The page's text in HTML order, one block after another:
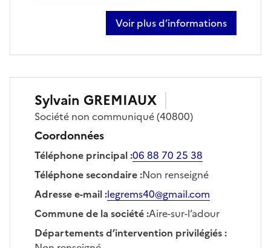
Voir plus d’informations
sur thomas castaignos
Sylvain GREMIAUX
Société non communiqué(40800)
Coordonnées
Téléphone principal:06 88 70 25 38
Téléphone secondaire:Non renseigné
Adresse e-mail:legrems40@gmail.com
Commune de la société:Aire-sur-l’adour
Départements d’intervention privilégiés: